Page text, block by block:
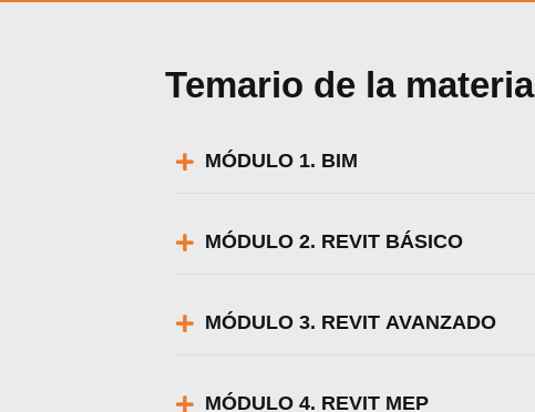
Temario de la materia
MÓDULO 1. BIM
MÓDULO 2. REVIT BÁSICO
MÓDULO 3. REVIT AVANZADO
MÓDULO 4. REVIT MEP